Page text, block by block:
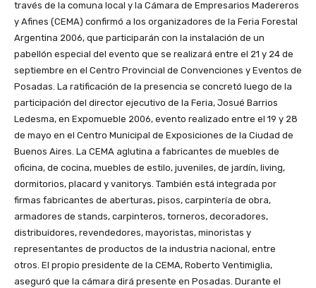
través de la comuna local y la Cámara de Empresarios Madereros
y Afines (CEMA) confirmó a los organizadores de la Feria Forestal
Argentina 2006, que participarán con la instalación de un
pabellón especial del evento que se realizará entre el 21 y 24 de
septiembre en el Centro Provincial de Convenciones y Eventos de
Posadas. La ratificación de la presencia se concretó luego de la
participación del director ejecutivo de la Feria, Josué Barrios
Ledesma, en Expomueble 2006, evento realizado entre el 19 y 28
de mayo en el Centro Municipal de Exposiciones de la Ciudad de
Buenos Aires. La CEMA aglutina a fabricantes de muebles de
oficina, de cocina, muebles de estilo, juveniles, de jardín, living,
dormitorios, placard y vanitorys. También está integrada por
firmas fabricantes de aberturas, pisos, carpintería de obra,
armadores de stands, carpinteros, torneros, decoradores,
distribuidores, revendedores, mayoristas, minoristas y
representantes de productos de la industria nacional, entre
otros. El propio presidente de la CEMA, Roberto Ventimiglia,
aseguró que la cámara dirá presente en Posadas. Durante el